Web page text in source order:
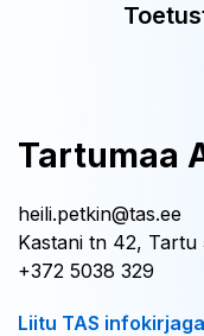
Tartumaa
heili.petkin@tas.ee
Kastani tn 42, Tartu
+372 5038 329
Liitu TAS